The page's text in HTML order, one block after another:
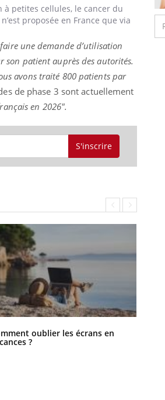
petites cellules, le cancer du
proposée en France que via
une demande d’utilisation
son patient auprès des autorités.
avons traité 800 patients par
de phase 3 sont actuellement
en 2026".
S'inscrire
oublier les écrans en
?